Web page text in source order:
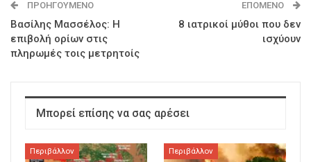
ΠΡΟΗΓΟΎΜΕΝΟ
Βασίλης Μασσέλος: Η
επιβολή ορίων στις
πληρωμές τοις μετρητοίς
ΕΠΌΜΕΝΟ
8 ιατρικοί μύθοι που δεν
ισχύουν
Μπορεί επίσης να σας αρέσει
Περιβάλλον Περιβάλλον